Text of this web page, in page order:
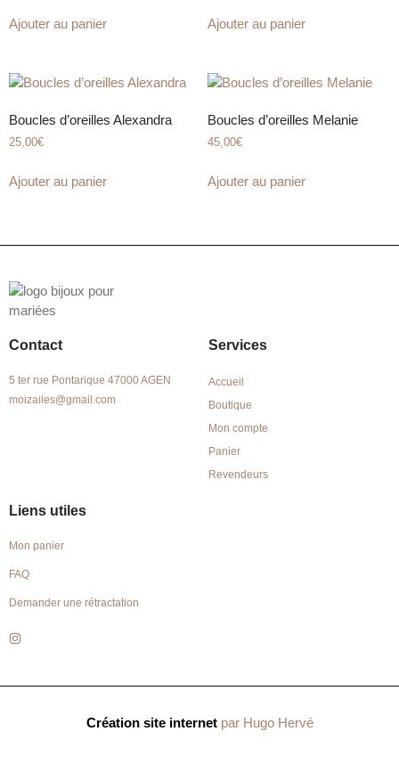
Ajouter au panier Ajouter au panier
Boucles d’oreilles Alexandra
25,00€
Ajouter au panier
Boucles d’oreilles Melanie
45,00€
Ajouter au panier
Contact
5 ter rue Pontarique 47000 AGEN
moizailes@gmail.com
Services
Accueil
Boutique
Mon compte
Panier
Revendeurs
Liens utiles
Mon panier
FAQ
Demander une rétractation
Création site internet par Hugo Hervé